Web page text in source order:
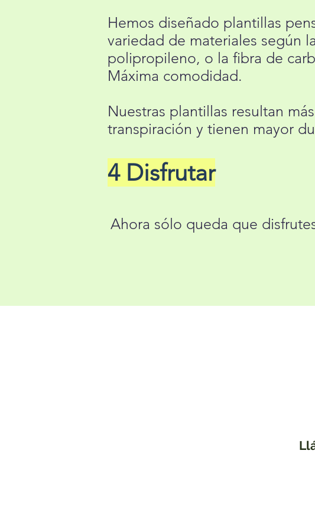
Hemos diseñado plantillas
variedad de materiales según
polipropileno, o la fibra de
Máxima comodidad.
Nuestras plantillas resultan
transpiración y tienen mayor
4 Disfrutar
Ahora sólo queda que